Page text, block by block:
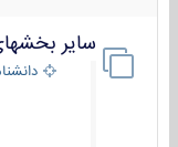
سایر